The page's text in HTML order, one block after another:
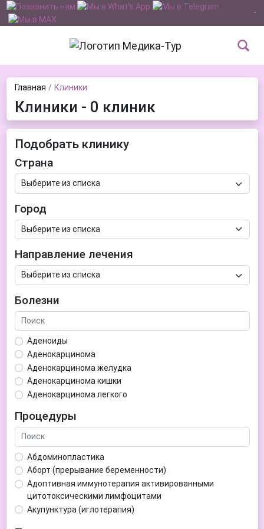
Главная Клиники
Клиники - 0 клиник
Подобрать клинику
Страна
Город
Направление лечения
Болезни
Аденоиды
Аденокарцинома
Аденокарцинома желудка
Аденокарцинома кишки
Аденокарцинома легкого
Аденома гипофиза
Аденома простаты
Аденома щитовидной железы
Аденомиоз
Адентия
Азооспермия
Акне (угри)
Алкоголизм
Процедуры
Абдоминопластика
Аборт (прерывание беременности)
Адоптивная иммунотерапия активированными
цитотоксическими лимфоцитами
Акупунктура (иглотерапия)